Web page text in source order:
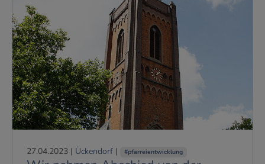
27.04.2023 | Ückendorf | #pfarreientwicklung